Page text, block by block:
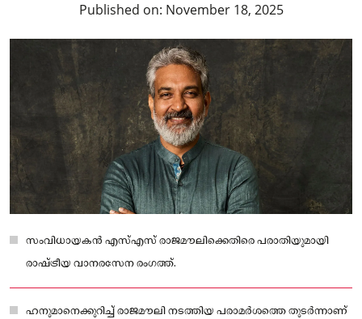
Published on: November 18, 2025
സംവിധായകൻ എസ്എസ് രാജമൗലിക്കെതിരെ പരാതിയുമായി
രാഷ്ട്രീയ വാനരസേന രംഗത്ത്.
ഹനുമാനെക്കുറിച്ച് രാജമൗലി നടത്തിയ പരാമർശത്തെ തുടർന്നാണ്